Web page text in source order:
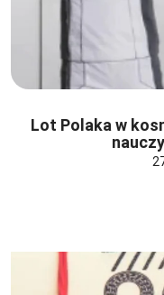
Lot Polaka w